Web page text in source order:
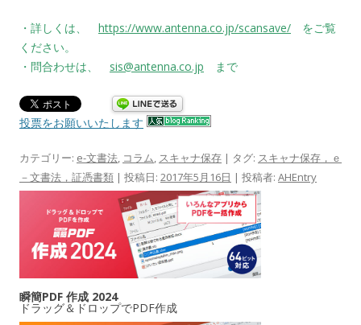
・詳しくは、 https://www.antenna.co.jp/scansave/ をご覧
ください。
・問合わせは、 sis@antenna.co.jp まで
投票をお願いいたします
カテゴリー: e-文書法, コラム, スキャナ保存 | タグ: スキャナ保存，ｅ
－文書法，証憑書類 | 投稿日: 2017年5月16日 | 投稿者: AHEntry
瞬簡PDF 作成 2024
ドラッグ＆ドロップでPDF作成